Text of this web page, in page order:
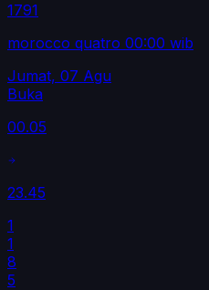
1791
morocco quatro 00:00 wib
Jumat, 07 Agu
Buka
00.05
23.45
1
1
8
5